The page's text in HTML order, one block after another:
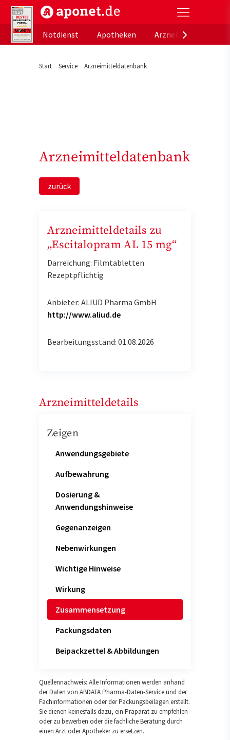
aponet.de - Das offizielle Gesundheitsportal der
Notdienst
Apotheken
Start Service Arzneimitteldatenbank
Arzneimitteldatenbank
zurück
Arzneimitteldetails zu
„Escitalopram AL 15 mg“
Darreichung: Filmtabletten
Rezeptpflichtig
Anbieter: ALIUD Pharma GmbH
http://www.aliud.de
Bearbeitungsstand: 01.08.2026
Arzneimitteldetails
Zeigen
Anwendungsgebiete
Aufbewahrung
Dosierung &
Anwendungshinweise
Gegenanzeigen
Nebenwirkungen
Wichtige Hinweise
Wirkung
Zusammensetzung
Packungsdaten
Beipackzettel & Abbildungen
Quellennachweis: Alle Informationen werden anhand
der Daten von ABDATA Pharma-Daten-Service und der
Fachinformationen oder der Packungsbeilagen erstellt.
Sie dienen keinesfalls dazu, ein Präparat zu empfehlen
oder zu bewerben oder die fachliche Beratung durch
einen Arzt oder Apotheker zu ersetzen.